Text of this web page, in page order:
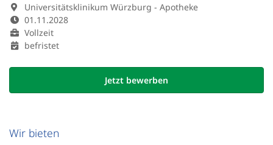
Universitätsklinikum Würzburg - Apotheke
01.11.2028
Vollzeit
befristet
Jetzt bewerben
Wir bieten